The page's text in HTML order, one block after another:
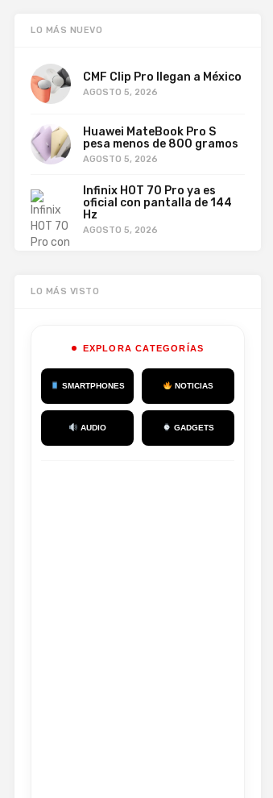
LO MÁS NUEVO
CMF Clip Pro llegan a México
AGOSTO 5, 2026
Huawei MateBook Pro S
pesa menos de 800 gramos
AGOSTO 5, 2026
Infinix HOT 70 Pro ya es
oficial con pantalla de 144
Hz
AGOSTO 5, 2026
LO MÁS VISTO
EXPLORA CATEGORÍAS
SMARTPHONES NOTICIAS
AUDIO GADGETS